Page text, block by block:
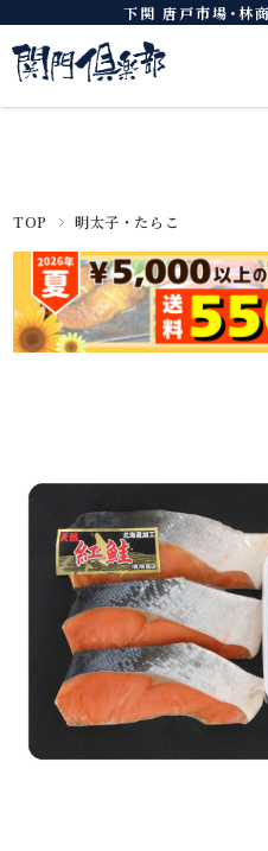
下関 唐戸市場･林
TOP 明太子・たらこ